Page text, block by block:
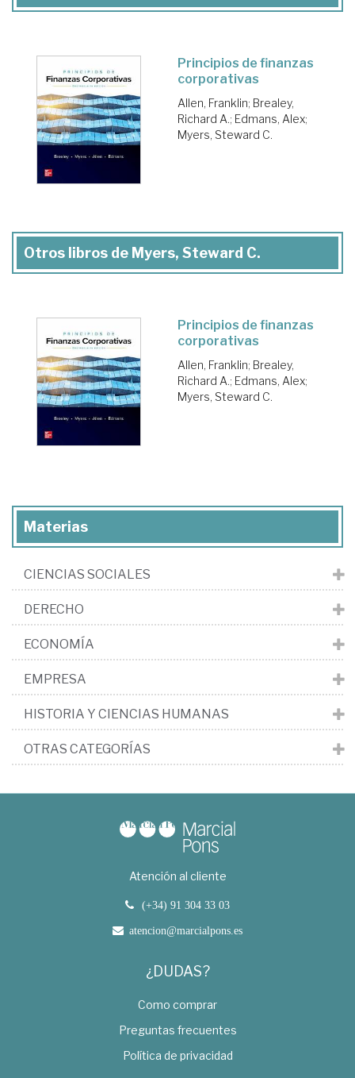
Principios de finanzas
corporativas
Allen, Franklin; Brealey,
Richard A.; Edmans, Alex;
Myers, Steward C.
Otros libros de Myers, Steward C.
Principios de finanzas
corporativas
Allen, Franklin; Brealey,
Richard A.; Edmans, Alex;
Myers, Steward C.
Materias
CIENCIAS SOCIALES
DERECHO
ECONOMÍA
EMPRESA
HISTORIA Y CIENCIAS HUMANAS
OTRAS CATEGORÍAS
Atención al cliente
(+34) 91 304 33 03
atencion@marcialpons.es
¿DUDAS?
Como comprar
Preguntas frecuentes
Política de privacidad